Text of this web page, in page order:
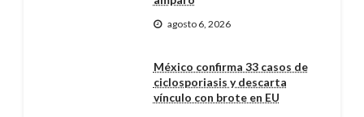
agosto 6, 2026
México confirma 33 casos de
ciclosporiasis y descarta
vínculo con brote en EU